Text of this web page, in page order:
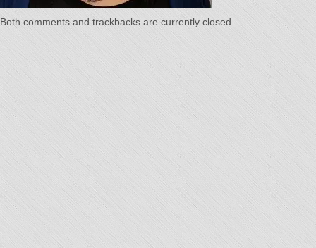
Both comments and trackbacks are currently closed.